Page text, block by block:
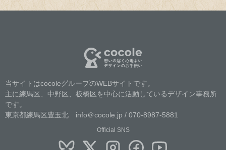
当サイトはcocoleグループのWEBサイトです。
主に練馬区、中野区、板橋区を中心に活動しているデザイン事務所
です。
東京都練馬区豊玉北 info＠cocole.jp / 070-8987-5881
Official SNS